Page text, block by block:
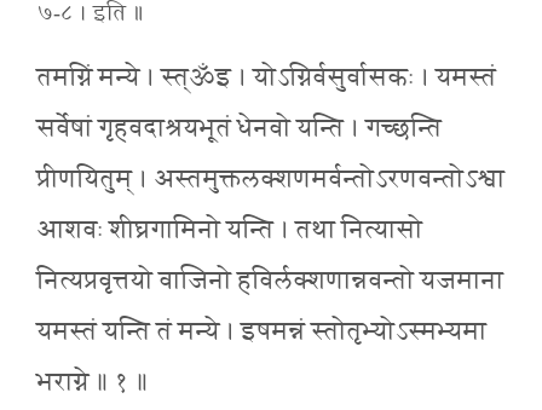
७-८ । इति ॥
तमग्निं मन्ये । स्त्ॐइ । योऽग्निर्वसुर्वासकः । यमस्तं
सर्वेषां गृहवदाश्रयभूतं धेनवो यन्ति । गच्छन्ति
प्रीणयितुम् । अस्तमुक्तलक्शणमर्वन्तोऽरणवन्तोऽश्वा
आशवः शीघ्रगामिनो यन्ति । तथा नित्यासो
नित्यप्रवृत्तयो वाजिनो हविर्लक्शणान्नवन्तो यजमाना
यमस्तं यन्ति तं मन्ये । इषमन्नं स्तोतृभ्योऽस्मभ्यमा
भराग्ने ॥ १ ॥